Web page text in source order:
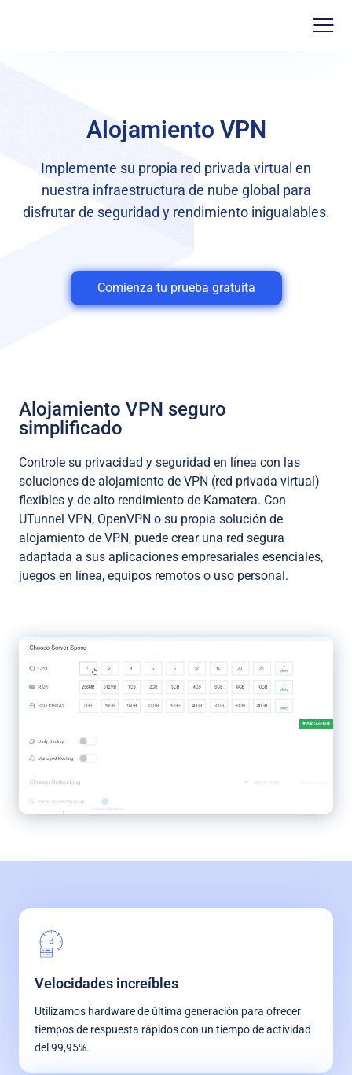
Alojamiento VPN
Implemente su propia red privada virtual en
nuestra infraestructura de nube global para
disfrutar de seguridad y rendimiento inigualables.
Comienza tu prueba gratuita
Alojamiento VPN seguro
simplificado
Controle su privacidad y seguridad en línea con las
soluciones de alojamiento de VPN (red privada virtual)
flexibles y de alto rendimiento de Kamatera. Con
UTunnel VPN, OpenVPN o su propia solución de
alojamiento de VPN, puede crear una red segura
adaptada a sus aplicaciones empresariales esenciales,
juegos en línea, equipos remotos o uso personal.
Velocidades increíbles
Utilizamos hardware de última generación para ofrecer
tiempos de respuesta rápidos con un tiempo de actividad
del 99,95%.